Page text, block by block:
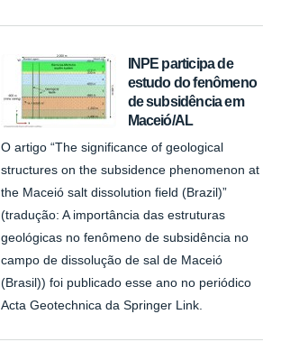
INPE participa de
estudo do fenômeno
de subsidência em
Maceió/AL
O artigo “The significance of geological
structures on the subsidence phenomenon at
the Maceió salt dissolution field (Brazil)”
(tradução: A importância das estruturas
geológicas no fenômeno de subsidência no
campo de dissolução de sal de Maceió
(Brasil)) foi publicado esse ano no periódico
Acta Geotechnica da Springer Link.